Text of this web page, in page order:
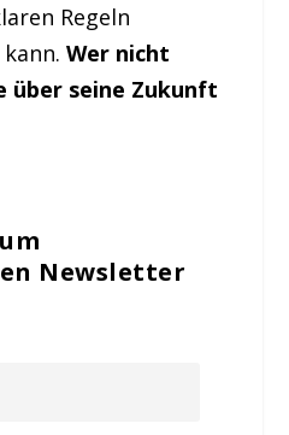
Regeln
kann.Wer nicht
über seine Zukunft
Newsletter